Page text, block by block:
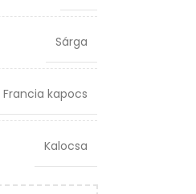
Sárga
Francia kapocs
Kalocsa